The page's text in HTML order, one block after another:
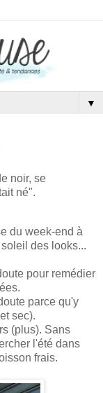
▼
noir, se
né".
du week-end à
des looks...
pour remédier
parce qu'y
sec).
(plus). Sans
l'été dans
frais.